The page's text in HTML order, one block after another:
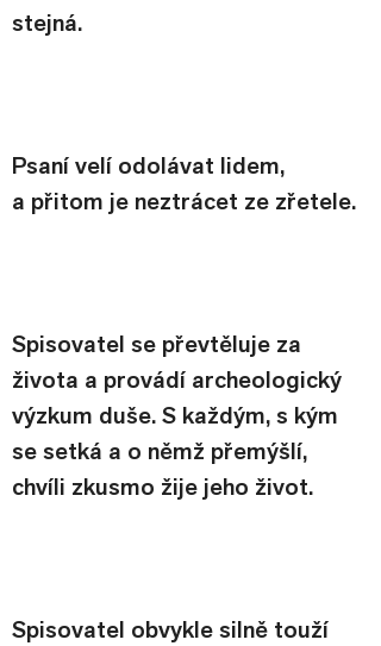
stejná.
Psaní velí odolávat lidem,
a přitom je neztrácet ze zřetele.
Spisovatel se převtěluje za
života a provádí archeologický
výzkum duše. S každým, s kým
se setká a o němž přemýšlí,
chvíli zkusmo žije jeho život.
Spisovatel obvykle silně touží